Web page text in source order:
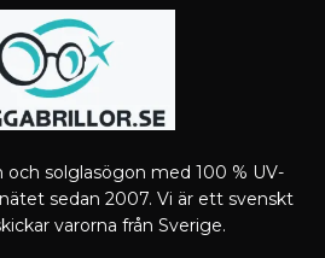
och solglasögon med 100 % UV-
sedan 2007. Vi är ett svenskt
varorna från Sverige.